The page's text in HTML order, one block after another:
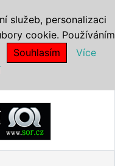
služeb, personalizaci
cookie. Používáním
Souhlasím
Více